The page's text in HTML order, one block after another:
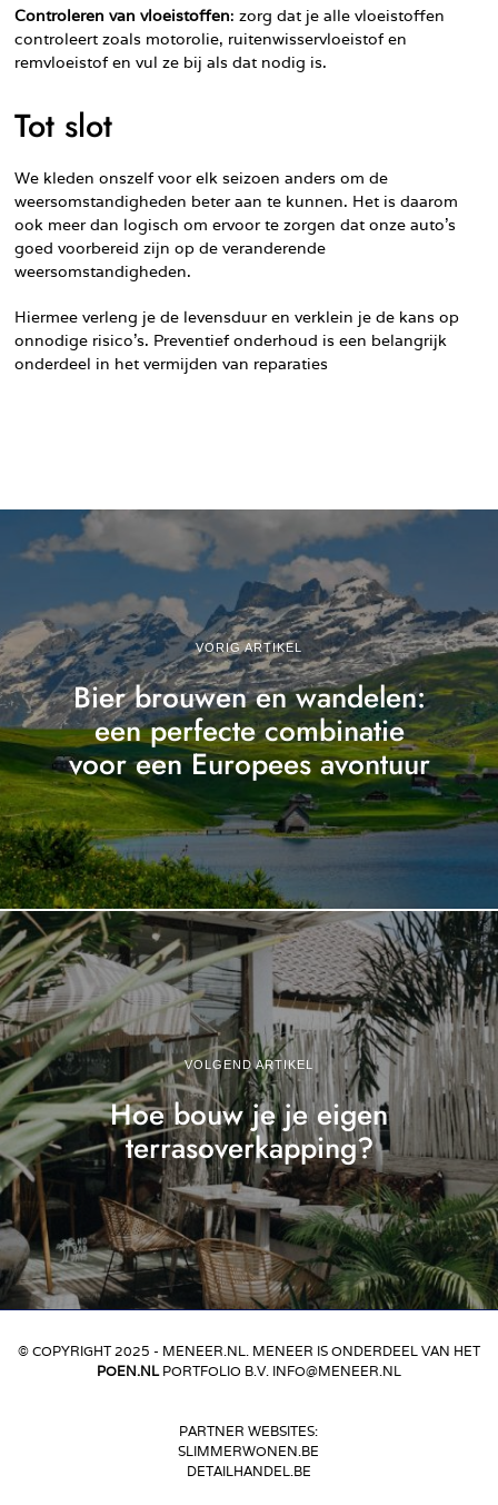
Controleren van vloeistoffen: zorg dat je alle vloeistoffen
controleert zoals motorolie, ruitenwisservloeistof en
remvloeistof en vul ze bij als dat nodig is.
Tot slot
We kleden onszelf voor elk seizoen anders om de
weersomstandigheden beter aan te kunnen. Het is daarom
ook meer dan logisch om ervoor te zorgen dat onze auto’s
goed voorbereid zijn op de veranderende
weersomstandigheden.
Hiermee verleng je de levensduur en verklein je de kans op
onnodige risico’s. Preventief onderhoud is een belangrijk
onderdeel in het vermijden van reparaties
VORIG ARTIKEL
Bier brouwen en wandelen:
een perfecte combinatie
voor een Europees avontuur
VOLGEND ARTIKEL
Hoe bouw je je eigen
terrasoverkapping?
© COPYRIGHT 2025 - MENEER.NL. MENEER IS ONDERDEEL VAN HET
POEN.NLPORTFOLIO B.V. INFO@MENEER.NL
PARTNER WEBSITES:
SLIMMERWONEN.BE
DETAILHANDEL.BE